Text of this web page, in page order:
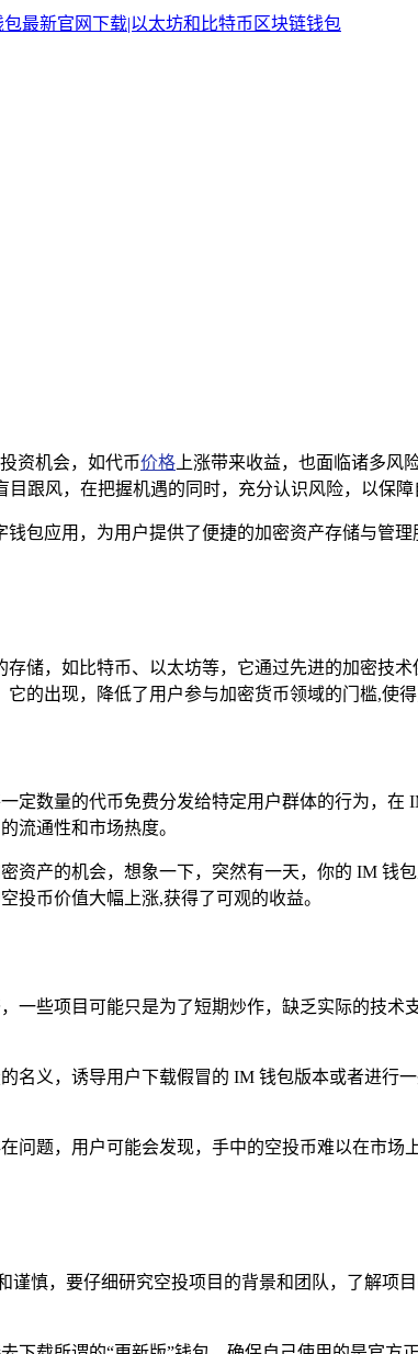
资机会，如代币价格 上涨带来收益，也面临诸多风
跟风，在把握机遇的同时，充分认识风险，以保障
包应用，为用户提供了便捷的加密资产存储与管理
储，如比特币、以太坊等，它通过先进的加密技
的出现，降低了用户参与加密货币领域的门槛,使
定数量的代币免费分发给特定用户群体的行为，
流通性和市场热度。
资产的机会，想象一下，突然有一天，你的 IM 钱
投币价值大幅上涨,获得了可观的收益。
一些项目可能只是为了短期炒作，缺乏实际的技
名义，诱导用户下载假冒的 IM 钱包版本或者进行
问题，用户可能会发现，手中的空投币难以在市
谨慎，要仔细研究空投项目的背景和团队，了解项